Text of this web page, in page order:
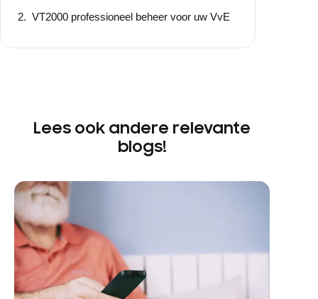
VT2000 professioneel beheer voor uw VvE
Lees ook andere relevante
blogs!